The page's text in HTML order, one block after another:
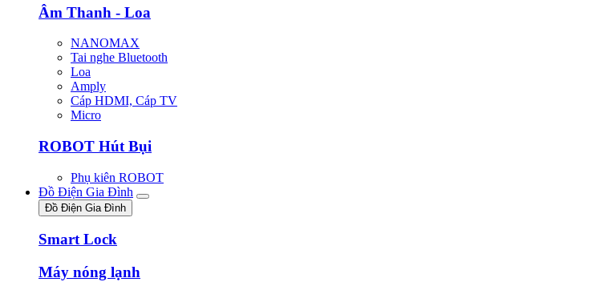
Âm Thanh - Loa
NANOMAX
Tai nghe Bluetooth
Loa
Amply
Cáp HDMI, Cáp TV
Micro
ROBOT Hút Bụi
Phụ kiên ROBOT
Đồ Điện Gia Đình
Đồ Điện Gia Đình
Smart Lock
Máy nóng lạnh